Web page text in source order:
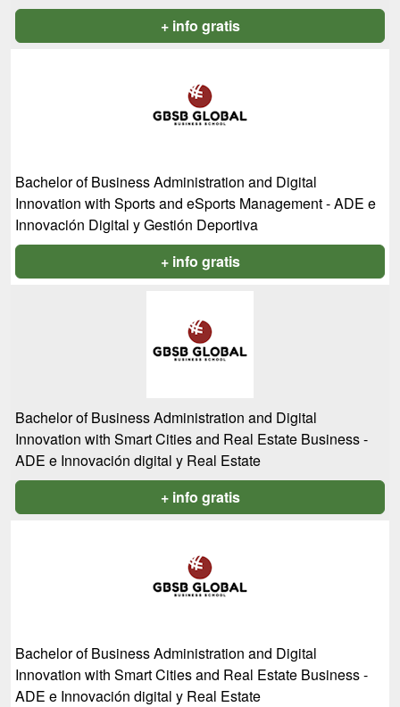
+ info gratis
Bachelor of Business Administration and Digital
Innovation with Sports and eSports Management - ADE e
Innovación Digital y Gestión Deportiva
+ info gratis
Bachelor of Business Administration and Digital
Innovation with Smart Cities and Real Estate Business -
ADE e Innovación digital y Real Estate
+ info gratis
Bachelor of Business Administration and Digital
Innovation with Smart Cities and Real Estate Business -
ADE e Innovación digital y Real Estate